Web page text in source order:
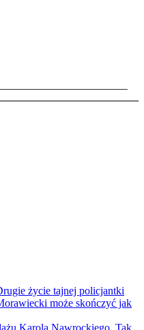
życie tajnej policjantki
może skończyć jak
Karola Nawrockiego. Tak